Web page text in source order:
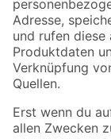
Zahlungsarten
Sicher einkaufen